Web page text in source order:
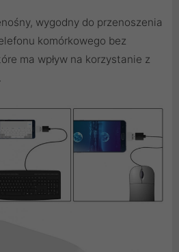
wygodny do przenoszenia
komórkowego bez
ma wpływ na korzystanie z